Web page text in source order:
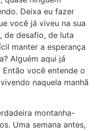
Deixa eu fazer
você já viveu na sua
de desafio, de luta
manter a esperança
Alguém aqui já
você entende o
naquela manhã
montanha-
Uma semana antes,